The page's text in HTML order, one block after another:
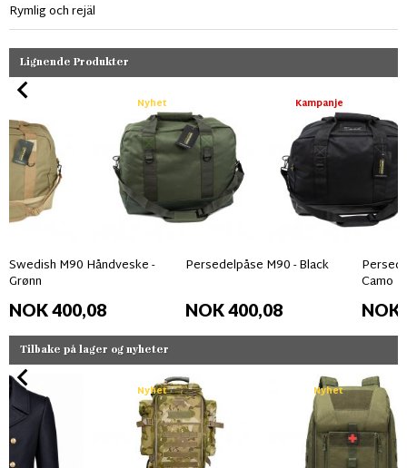
Rymlig och rejäl
Lignende Produkter
Nyhet
Swedish M90 Håndveske -
Grønn
NOK 400,08
Kampanje
Persedelpåse M90 - Black
NOK 400,08
Camo
NOK
Tilbake på lager og nyheter
Nyhet Nyhet